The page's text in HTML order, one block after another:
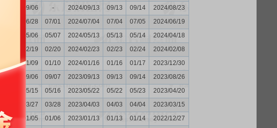
2024/09/06 - 2024/09/13 09/13 09/14
2024/08/23
2024/06/28 07/01 2024/07/04 07/04 07/05
2024/06/19
2024/05/06 05/07 2024/05/13 05/13 05/14
2024/04/18
2024/02/19 02/20 2024/02/23 02/23 02/24
2024/02/08
2024/01/09 01/10 2024/01/16 01/16 01/17
2023/12/30
2023/09/06 09/07 2023/09/13 09/13 09/14
2023/08/26
2023/05/15 05/16 2023/05/22 05/22 05/23
2023/04/20
2023/03/27 03/28 2023/04/03 04/03 04/04
2023/03/15
2023/01/05 01/06 2023/01/13 01/13 01/14
2022/12/27